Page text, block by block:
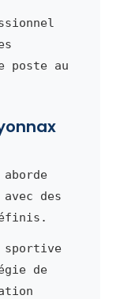
poste au
des
de